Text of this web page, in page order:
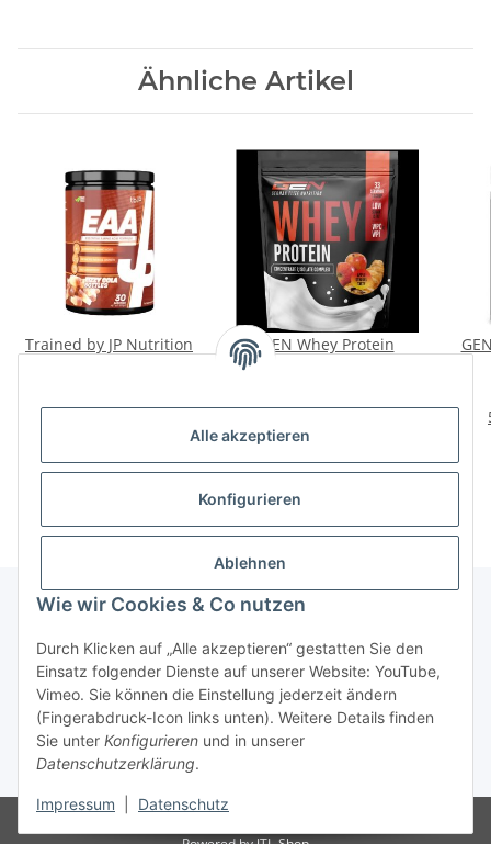
Alle akzeptieren
Konfigurieren
Ablehnen
Wie wir Cookies & Co nutzen
Durch Klicken auf „Alle akzeptieren“ gestatten Sie den
Einsatz folgender Dienste auf unserer Website: YouTube,
Vimeo. Sie können die Einstellung jederzeit ändern
(Fingerabdruck-Icon links unten). Weitere Details finden
Sie unter Konfigurieren und in unserer
Datenschutzerklärung.
Impressum Datenschutz
Ähnliche Artikel
Trained by JP Nutrition
GEN Whey Protein
Informationen
Gesetzliche Informationen
* Alle Preise inkl. gesetzlicher MwSt., zzgl.